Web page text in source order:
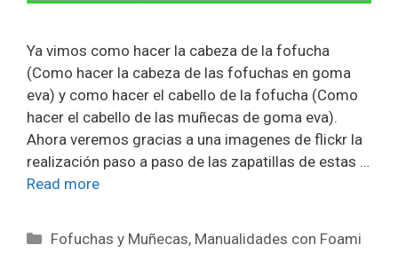
Ya vimos como hacer la cabeza de la fofucha
(Como hacer la cabeza de las fofuchas en goma
eva) y como hacer el cabello de la fofucha (Como
hacer el cabello de las muñecas de goma eva).
Ahora veremos gracias a una imagenes de flickr la
realización paso a paso de las zapatillas de estas …
Read more
Fofuchas y Muñecas, Manualidades con Foami